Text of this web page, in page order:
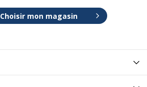
Choisir mon magasin